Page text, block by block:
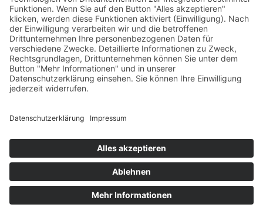
Tel. +49 2203 94133-57
Fax +49 2203 94133-99
marko.balen@renusol.com
www.renusol.com
News
© Renusol Europe GmbH |AGB
Navigation überspringen
Impressum